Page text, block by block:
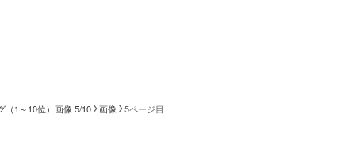
（1～10位）画像 5/10 画像 5ページ目